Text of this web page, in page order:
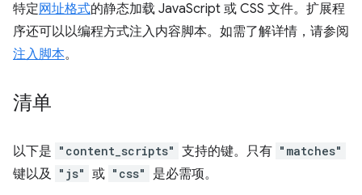
特定网址格式的静态加载 JavaScript 或 CSS 文件。扩展程
序还可以以编程方式注入内容脚本。如需了解详情，请参阅
注入脚本。
清单
以下是 "content_scripts" 支持的键。只有 "matches"
键以及 "js" 或 "css" 是必需项。